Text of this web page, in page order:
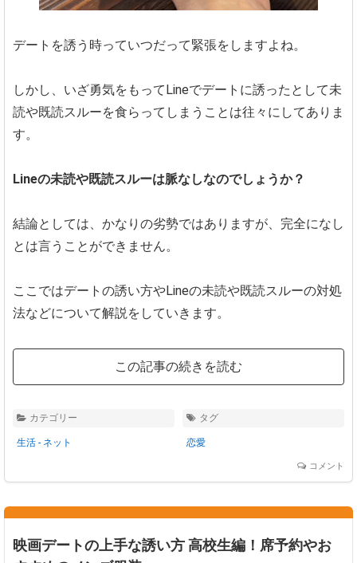
デートを誘う時っていつだって緊張をしますよね。
しかし、いざ勇気をもってLineでデートに誘ったとして未
読や既読スルーを食らってしまうことは往々にしてありま
す。
Lineの未読や既読スルーは脈なしなのでしょうか？
結論としては、かなりの劣勢ではありますが、完全になし
とは言うことができません。
ここではデートの誘い方やLineの未読や既読スルーの対処
法などについて解説をしていきます。
この記事の続きを読む
カテゴリー
生活 - ネット
タグ
恋愛
コメント
映画デートの上手な誘い方 高校生編！席予約やお